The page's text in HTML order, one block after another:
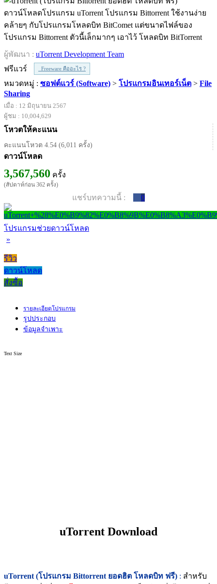
ดาวน์โหลดโปรแกรม uTorrent โปรแกรม Bittorrent ใช้งานง่าย
คล้ายๆ กับโปรแกรมโหลดบิท BitComet แต่ขนาดไฟล์ของ
โปรแกรม Bittorrent ตัวนี้เล็กมากๆ เอาไว้ โหลดบิท BitTorrent
ผู้พัฒนา : uTorrent Development Team
ฟรีแวร์
Freeware คืออะไร ?
หมวดหมู่ : ซอฟต์แวร์ (Software) > โปรแกรมอินเทอร์เน็ต > File
Sharing
เมื่อ : 12 มิถุนายน 2567
ผู้ชม : 10,004,629
โหวตให้คะแนน
คะแนนโหวต 4.54 (6,011 ครั้ง)
ดาวน์โหลด
3,567,560 ครั้ง
(สัปดาห์ก่อน 362 ครั้ง)
แชร์บทความนี้ : 0
โปรแกรมช่วยดาวน์โหลด
»
รีวิว
ดาวน์โหลด
สั่งซื้อ
รายละเอียดโปรแกรม
รูปประกอบ
ข้อมูลจำเพาะ
Text Size
uTorrent Download
uTorrent (โปรแกรม Bittorrent ยอดฮิต โหลดบิท ฟรี) : สำหรับ